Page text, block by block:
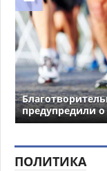
предупредили о
ПОЛИТИКА